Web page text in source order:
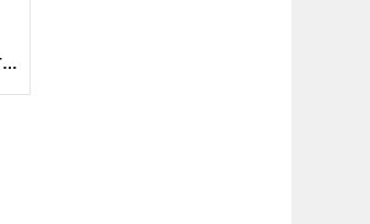
HỢP KIM NHÔM DẠNG THANH , QUE AL-SR 10%